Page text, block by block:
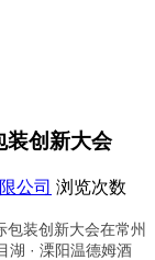
装创新大会
公司 浏览次数
装创新大会在常州
湖 · 溧阳温德姆酒